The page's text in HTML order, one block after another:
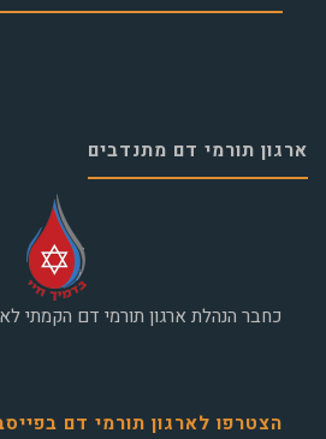
ארגון תורמי דם מתנדבים
כחבר הנהלת ארגון תורמי דם הקמתי
הצטרפו לארגון תורמי דם